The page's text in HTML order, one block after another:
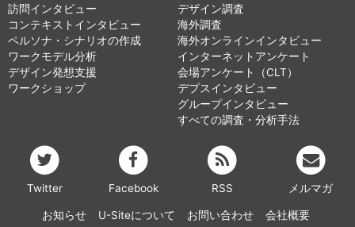
訪問インタビュー
コンテキストインタビュー
ペルソナ・シナリオの作成
ワークモデル分析
デザイン発想支援
ワークショップ
デザイン調査
海外調査
海外オンラインインタビュー
インターネットアンケート
会場アンケート（CLT）
デプスインタビュー
グループインタビュー
すべての調査・分析手法
Twitter Facebook RSS メルマガ
お知らせ U-Siteについて お問い合わせ 会社概要